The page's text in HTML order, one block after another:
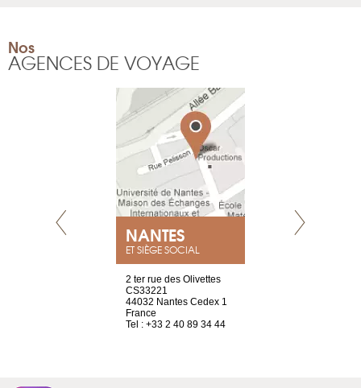
Nos
AGENCES DE VOYAGE
NANTES
ET SIÈGE SOCIAL
2 ter rue des Olivettes
CS33221
44032 Nantes Cedex 1
France
Tel : +33 2 40 89 34 44